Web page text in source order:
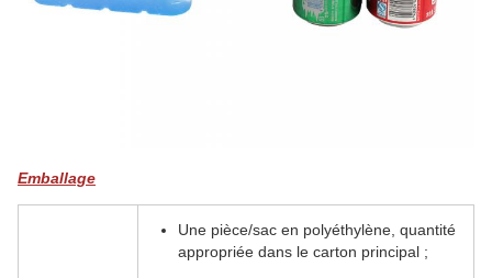
Emballage
Une pièce/sac en polyéthylène, quantité
appropriée dans le carton principal ;